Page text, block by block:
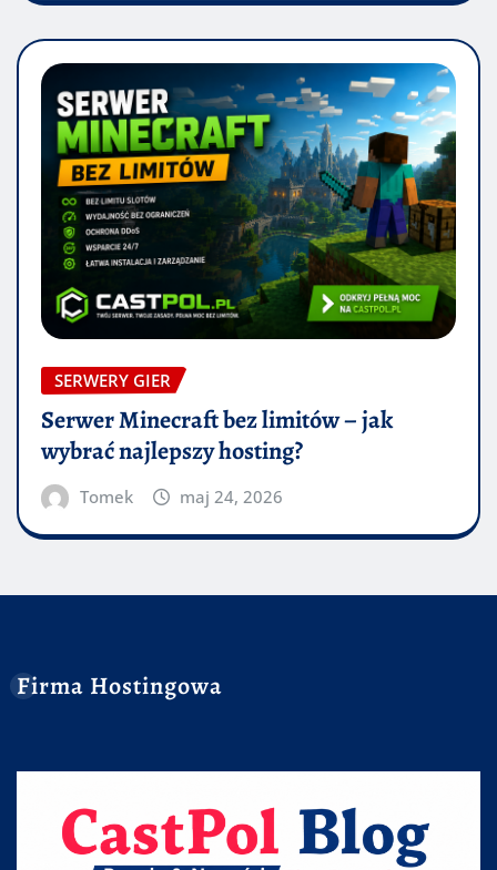
SERWERY GIER
Serwer Minecraft bez limitów – jak
wybrać najlepszy hosting?
Tomek maj 24, 2026
Firma Hostingowa